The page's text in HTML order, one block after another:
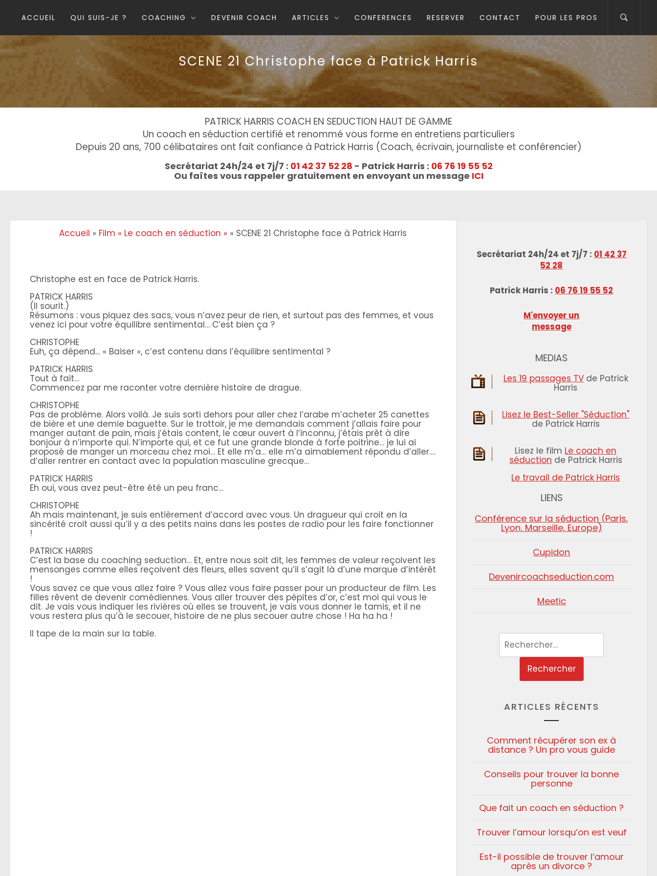
content
ACCUEIL QUI SUIS-JE ? COACHING DEVENIR COACH ARTICLES CONFERENCES RESERVER CONTACT POUR LES PROS
SCENE 21 Christophe face à Patrick Harris
PATRICK HARRIS COACH EN SEDUCTION HAUT DE GAMME
Un coach en séduction certifié et renommé vous forme en entretiens particuliers
Depuis 20 ans, 700 célibataires ont fait confiance à Patrick Harris (Coach, écrivain, journaliste et conférencier)
Secrétariat 24h/24 et 7j/7 : 01 42 37 52 28 - Patrick Harris : 06 76 19 55 52
Ou faîtes vous rappeler gratuitement en envoyant un message ICI
Accueil » Film « Le coach en séduction » » SCENE 21 Christophe face à Patrick Harris
Christophe est en face de Patrick Harris.
PATRICK HARRIS
(Il sourit.)
Résumons : vous piquez des sacs, vous n’avez peur de rien, et surtout pas des femmes, et vous
venez ici pour votre équilibre sentimental… C’est bien ça ?
CHRISTOPHE
Euh, ça dépend… « Baiser », c’est contenu dans l’équilibre sentimental ?
PATRICK HARRIS
Tout à fait…
Commencez par me raconter votre dernière histoire de drague.
CHRISTOPHE
Pas de problème. Alors voilà. Je suis sorti dehors pour aller chez l’arabe m’acheter 25 canettes
de bière et une demie baguette. Sur le trottoir, je me demandais comment j’allais faire pour
manger autant de pain, mais j’étais content, le cœur ouvert à l’inconnu, j’étais prêt à dire
bonjour à n’importe qui. N’importe qui, et ce fut une grande blonde à forte poitrine… je lui ai
proposé de manger un morceau chez moi… Et elle m’a… elle m’a aimablement répondu d’aller….
d’aller rentrer en contact avec la population masculine grecque…
PATRICK HARRIS
Eh oui, vous avez peut-être été un peu franc…
CHRISTOPHE
Ah mais maintenant, je suis entièrement d’accord avec vous. Un dragueur qui croit en la
sincérité croit aussi qu’il y a des petits nains dans les postes de radio pour les faire fonctionner
!
PATRICK HARRIS
C’est la base du coaching seduction… Et, entre nous soit dit, les femmes de valeur reçoivent les
mensonges comme elles reçoivent des fleurs, elles savent qu’il s’agit là d’une marque d’intérêt
!
Vous savez ce que vous allez faire ? Vous allez vous faire passer pour un producteur de film. Les
filles rêvent de devenir comédiennes. Vous aller trouver des pépites d’or, c’est moi qui vous le
dit. Je vais vous indiquer les rivières où elles se trouvent, je vais vous donner le tamis, et il ne
vous restera plus qu’à le secouer, histoire de ne plus secouer autre chose ! Ha ha ha !
Il tape de la main sur la table.
Secrétariat 24h/24 et 7j/7 : 01 42 37
52 28
Patrick Harris : 06 76 19 55 52
M'envoyer un
message
MEDIAS
Les 19 passages TVde Patrick
Harris
Lisez le Best-Seller "Séduction"
de Patrick Harris
Lisez le film Le coach en
séduction de Patrick Harris
Le travail de Patrick Harris
LIENS
Conférence sur la séduction (Paris,
Lyon, Marseille, Europe)
Cupidon
Devenircoachseduction.com
Meetic
Rechercher :
ARTICLES RÉCENTS
Comment récupérer son ex à
distance ? Un pro vous guide
Conseils pour trouver la bonne
personne
Que fait un coach en séduction ?
Trouver l’amour lorsqu’on est veuf
Est-il possible de trouver l’amour
après un divorce ?